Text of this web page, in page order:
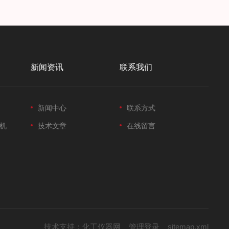
新闻资讯
新闻中心
技术文章
联系我们
联系方式
在线留言
技术支持： 化工仪器网 管理登录 sitemap.xml